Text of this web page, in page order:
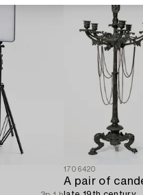
1706420
A pair of